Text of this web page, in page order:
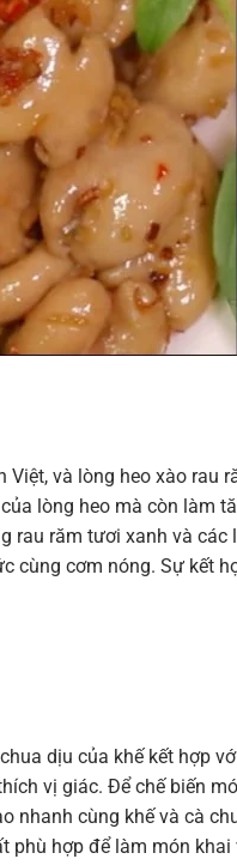
và lòng heo xào rau
lòng heo mà còn làm
rau răm tươi xanh và các
cùng cơm nóng. Sự kết
dịu của khế kết hợp
vị giác. Để chế biến
nhanh cùng khế và cà
phù hợp để làm món khai